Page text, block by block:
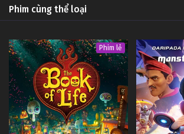
Phim cùng thể loại
Phim lẻ